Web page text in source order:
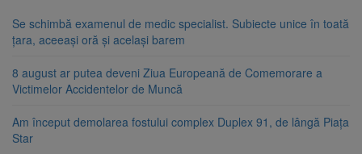
Se schimbă examenul de medic specialist. Subiecte unice în toată
țara, aceeași oră și același barem
8 august ar putea deveni Ziua Europeană de Comemorare a
Victimelor Accidentelor de Muncă
Am început demolarea fostului complex Duplex 91, de lângă Piața
Star